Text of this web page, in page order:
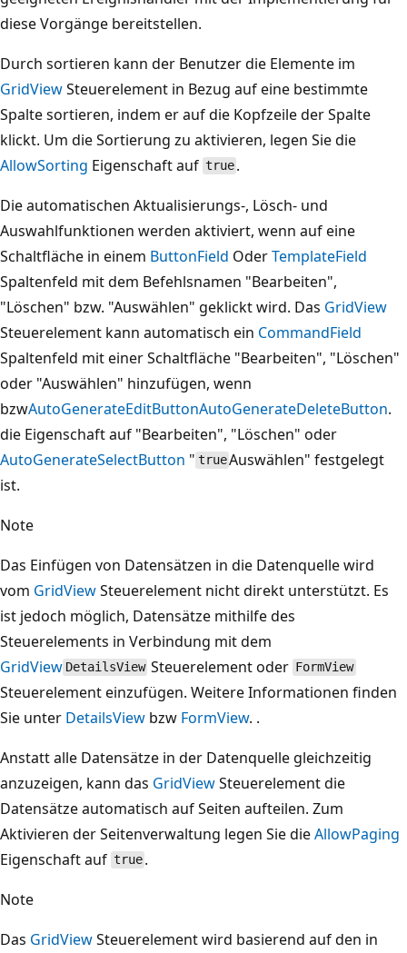
diese Vorgänge bereitstellen.
Durch sortieren kann der Benutzer die Elemente im
GridViewSteuerelement in Bezug auf eine bestimmte
Spalte sortieren, indem er auf die Kopfzeile der Spalte
klickt. Um die Sortierung zu aktivieren, legen Sie die
AllowSorting Eigenschaft auf true .
Die automatischen Aktualisierungs-, Lösch- und
Auswahlfunktionen werden aktiviert, wenn auf eine
Schaltfläche in einem ButtonField OderTemplateField
Spaltenfeld mit dem Befehlsnamen "Bearbeiten",
"Löschen" bzw. "Auswählen" geklickt wird. Das GridView
Steuerelement kann automatisch ein CommandField
Spaltenfeld mit einer Schaltfläche "Bearbeiten", "Löschen"
oder "Auswählen" hinzufügen, wenn
bzwAutoGenerateEditButtonAutoGenerateDeleteButton.
die Eigenschaft auf "Bearbeiten", "Löschen" oder
AutoGenerateSelectButton " trueAuswählen" festgelegt
ist.
Note
Das Einfügen von Datensätzen in die Datenquelle wird
vom GridViewSteuerelement nicht direkt unterstützt. Es
ist jedoch möglich, Datensätze mithilfe des
Steuerelements in Verbindung mit dem
GridView DetailsView Steuerelement oder FormView
Steuerelement einzufügen. Weitere Informationen finden
Sie unter DetailsView bzw FormView. .
Anstatt alle Datensätze in der Datenquelle gleichzeitig
anzuzeigen, kann das GridViewSteuerelement die
Datensätze automatisch auf Seiten aufteilen. Zum
Aktivieren der Seitenverwaltung legen Sie dieAllowPaging
Eigenschaft auf true .
Note
Das GridViewSteuerelement wird basierend auf den in